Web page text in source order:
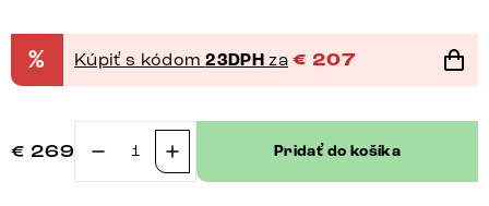
% Kúpiť s kódom23DPH za € 207
€ 269
množstvo
Pridať do košíka